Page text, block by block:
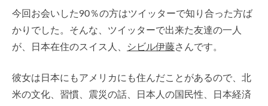
今回お会いした90％の方はツイッターで知り合った方ば
かりでした。そんな、ツイッターで出来た友達の一人
が、日本在住のスイス人、
シビル伊藤さんです。
彼女は日本にもアメリカにも住んだことがあるので、北
米の文化、習慣、震災の話、日本人の国民性、日本経済